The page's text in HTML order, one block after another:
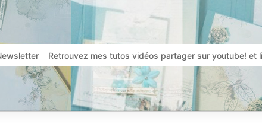
Retrouvez mes tutos vidéos partager sur youtube! et